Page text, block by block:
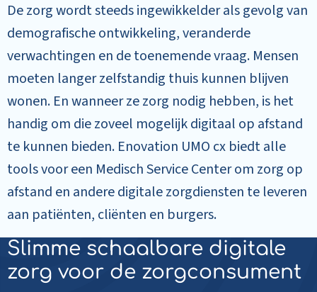
De zorg wordt steeds ingewikkelder als gevolg van
demografische ontwikkeling, veranderde
verwachtingen en de toenemende vraag. Mensen
moeten langer zelfstandig thuis kunnen blijven
wonen. En wanneer ze zorg nodig hebben, is het
handig om die zoveel mogelijk digitaal op afstand
te kunnen bieden. Enovation UMO cx biedt alle
tools voor een Medisch Service Center om zorg op
afstand en andere digitale zorgdiensten te leveren
aan patiënten, cliënten en burgers.
Slimme schaalbare digitale
zorg voor de zorgconsument